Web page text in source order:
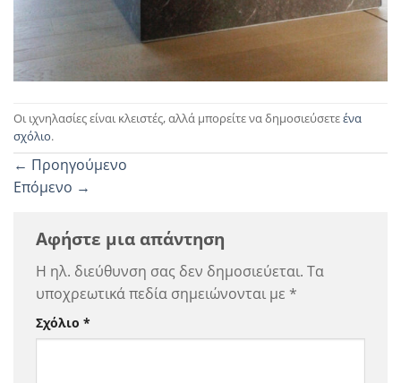
Οι ιχνηλασίες είναι κλειστές, αλλά μπορείτε να δημοσιεύσετεένα
σχόλιο.
← Προηγούμενο
Επόμενο →
Αφήστε μια απάντηση
Η ηλ. διεύθυνση σας δεν δημοσιεύεται. Τα
υποχρεωτικά πεδία σημειώνονται με *
Σχόλιο *